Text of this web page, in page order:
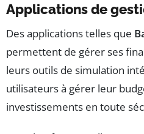
Applications de
Des applications telles que
permettent de gérer ses
leurs outils de simulation
utilisateurs à gérer leur
investissements en toute